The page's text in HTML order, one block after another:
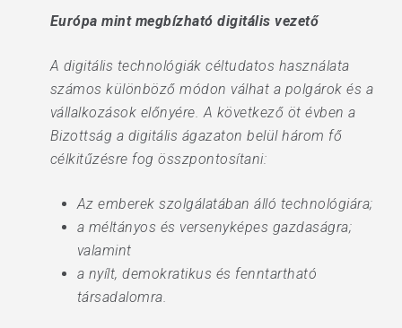
Európa mint megbízható digitális vezető
A digitális technológiák céltudatos használata
számos különböző módon válhat a polgárok és a
vállalkozások előnyére. A következő öt évben a
Bizottság a digitális ágazaton belül három fő
célkitűzésre fog összpontosítani:
Az emberek szolgálatában álló technológiára;
a méltányos és versenyképes gazdaságra;
valamint
a nyílt, demokratikus és fenntartható
társadalomra.